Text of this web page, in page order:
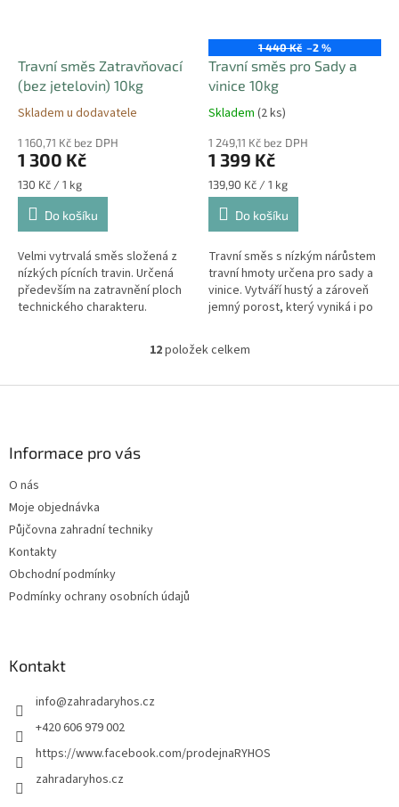
Travní směs Zatravňovací
(bez jetelovin) 10kg
Skladem u dodavatele
1 160,71 Kč bez DPH
1 300 Kč
Měrná
cena:
130 Kč / 1 kg
Do košíku
Velmi vytrvalá směs složená z
nízkých pícních travin. Určená
především na zatravnění ploch
technického charakteru.
1 440 Kč –2 %
Travní směs pro Sady a
vinice 10kg
Skladem (2 ks)
1 249,11 Kč bez DPH
1 399 Kč
Měrná
cena:
139,90 Kč / 1 kg
Do košíku
Travní směs s nízkým nárůstem
travní hmoty určena pro sady a
vinice. Vytváří hustý a zároveň
jemný porost, který vyniká i po
balení: 10kg
O
l
12položek celkem
Informace pro vás
O nás
Moje objednávka
Půjčovna zahradní techniky
Kontakty
Obchodní podmínky
Podmínky ochrany osobních údajů
Kontakt
info@zahradaryhos.cz
+420 606 979 002
https://www.facebook.com/prodejnaRYHOS
zahradaryhos.cz